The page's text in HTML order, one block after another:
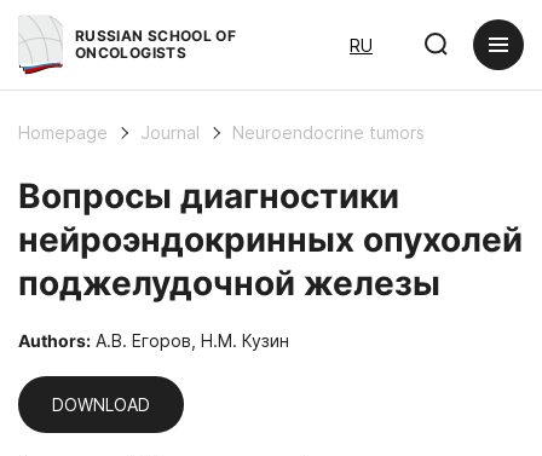
RUSSIAN SCHOOL OF
ONCOLOGISTS
RU
Homepage Journal Neuroendocrine tumors
Вопросы диагностики
нейроэндокринных опухолей
поджелудочной железы
Authors: А.В. Егоров, Н.М. Кузин
DOWNLOAD